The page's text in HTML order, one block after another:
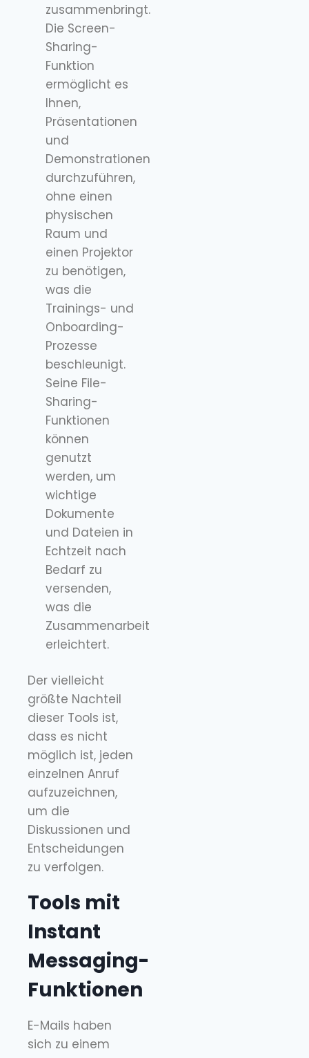
zusammenbringt.
Die Screen-
Sharing-
Funktion
ermöglicht es
Ihnen,
Präsentationen
und
Demonstrationen
durchzuführen,
ohne einen
physischen
Raum und
einen Projektor
zu benötigen,
was die
Trainings- und
Onboarding-
Prozesse
beschleunigt.
Seine File-
Sharing-
Funktionen
können
genutzt
werden, um
wichtige
Dokumente
und Dateien in
Echtzeit nach
Bedarf zu
versenden,
was die
Zusammenarbeit
erleichtert.
Der vielleicht
größte Nachteil
dieser Tools ist,
dass es nicht
möglich ist, jeden
einzelnen Anruf
aufzuzeichnen,
um die
Diskussionen und
Entscheidungen
zu verfolgen.
Tools mit
Instant
Messaging-
Funktionen
E-Mails haben
sich zu einem